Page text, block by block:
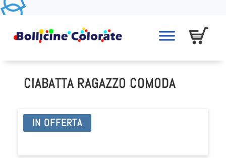
CIABATTA RAGAZZO COMODA
IN OFFERTA